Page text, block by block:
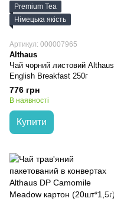
Premium Tea
Німецька якість
Артикул: 000007965
Althaus
Чай чорний листовий Althaus
English Breakfast 250г
776 грн
В наявності
Купити